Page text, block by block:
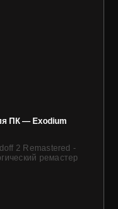
ПК — Exodium
2 Remastered -
ремастер